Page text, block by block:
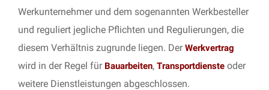
Werkunternehmer und dem sogenannten Werkbesteller
und reguliert jegliche Pflichten und Regulierungen, die
diesem Verhältnis zugrunde liegen. DerWerkvertrag
wird in der Regel für Bauarbeiten, Transportdienste oder
weitere Dienstleistungen abgeschlossen.